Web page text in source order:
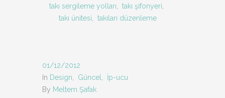
takı sergileme yolları
takı şifonyeri
takı ünitesi
takıları düzenleme
01/12/2012
In Design Güncel
İp-ucu
By Meltem Şafak